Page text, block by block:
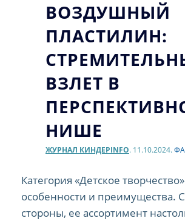
ВОЗДУШНЫЙ
ПЛАСТИЛИН:
ВЗЛЕТ В
НИШЕ
ЖУРНАЛ КИНДЕРINFO. 11.10.2024.
Категория «Детское
особенности и преимущества.
стороны, ее ассортимент